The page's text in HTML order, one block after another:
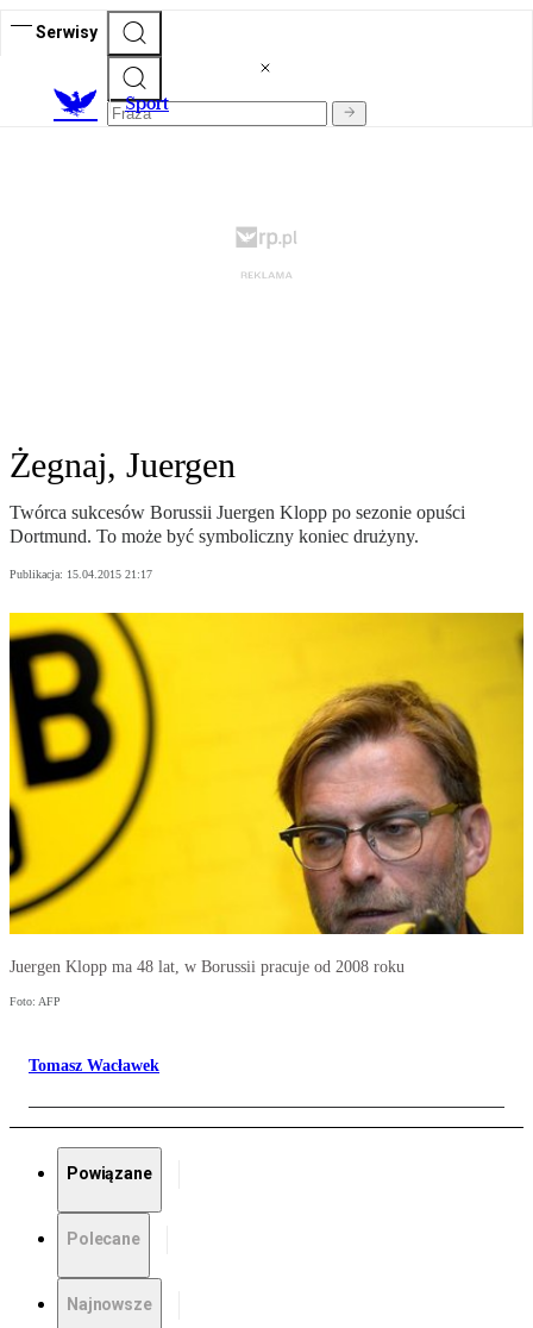
Serwisy
Sport
Żegnaj, Juergen
Twórca sukcesów Borussii Juergen Klopp po sezonie opuści
Dortmund. To może być symboliczny koniec drużyny.
Publikacja: 15.04.2015 21:17
Juergen Klopp ma 48 lat, w Borussii pracuje od 2008 roku
Foto: AFP
Tomasz Wacławek
Powiązane
Polecane
Najnowsze